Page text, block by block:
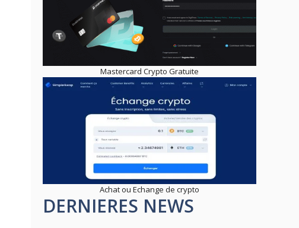
Mastercard Crypto Gratuite
Achat ou Echange de crypto
DERNIERES NEWS